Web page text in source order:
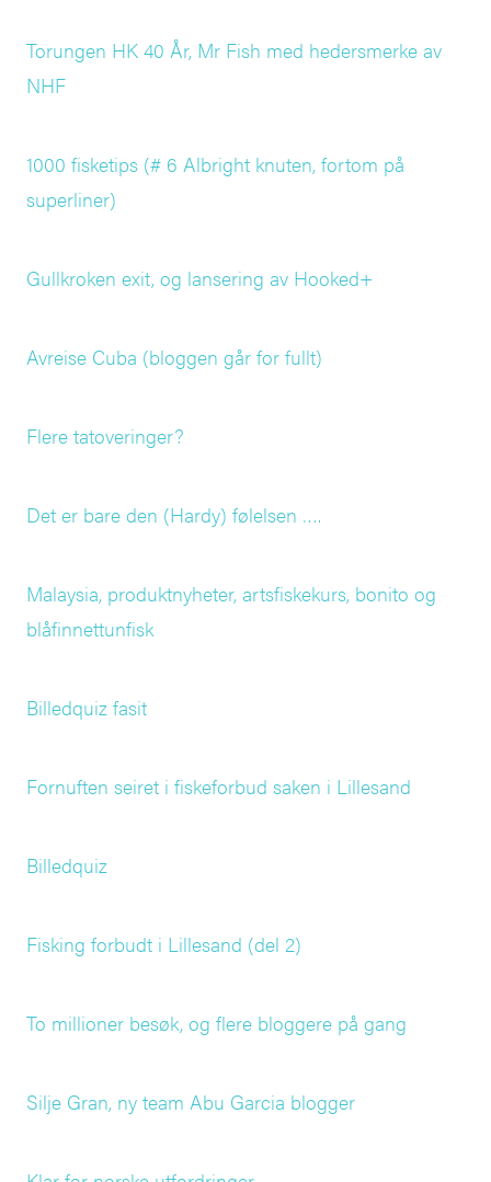
Torungen HK 40 År, Mr Fish med hedersmerke av
NHF
1000 fisketips (# 6 Albright knuten, fortom på
superliner)
Gullkroken exit, og lansering av Hooked+
Avreise Cuba (bloggen går for fullt)
Flere tatoveringer?
Det er bare den (Hardy) følelsen ….
Malaysia, produktnyheter, artsfiskekurs, bonito og
blåfinnettunfisk
Billedquiz fasit
Fornuften seiret i fiskeforbud saken i Lillesand
Billedquiz
Fisking forbudt i Lillesand (del 2)
To millioner besøk, og flere bloggere på gang
Silje Gran, ny team Abu Garcia blogger